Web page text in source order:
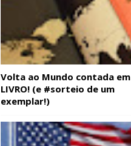
Volta ao Mundo contada em
LIVRO! (e #sorteio de um
exemplar!)